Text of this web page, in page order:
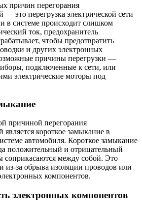
причин перегорания
— это перегрузка электрической сети
в системе происходит слишком
ток, предохранитель
чтобы предотвратить
и других электронных
причины перегрузки —
подключенные к сети, или
электрические моторы под
причиной перегорания
является короткое замыкание в
автомобиля. Короткое замыкание
положительный и отрицательный
соприкасаются между собой. Это
из-за обрыва изоляции проводов или
компонентов.
электронных компонентов